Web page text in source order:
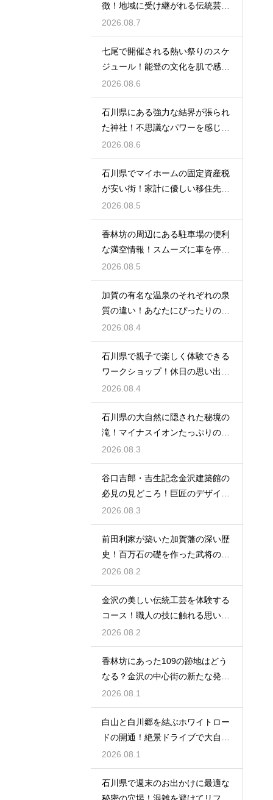
徴！地域に受け継がれる伝統芸能
の迫力
2026.08.7
七尾で開催される熱い祭りのスケ
ジュール！能登の文化を肌で感じ
る体験
2026.08.6
石川県にある強力な結界が張られ
た神社！不思議なパワーを感じる
神秘の地
2026.08.6
石川県でマイホームの固定資産税
が安い街！家計に優しい移住先の
選び方
2026.08.5
香林坊の周辺にある駐車場の便利
な満空情報！スムーズに車を停め
る裏技
2026.08.5
加賀の有名な温泉のそれぞれの泉
質の違い！あなたにぴったりの名
湯を探す
2026.08.4
石川県で親子で楽しく体験できる
ワークショップ！休日の思い出作
りに最適
2026.08.4
石川県の大自然に隠された秘境の
滝！マイナスイオンたっぷりの癒
やし空間
2026.08.3
谷口吉郎・吉生記念金沢建築館の
必見の見どころ！巨匠のデザイン
の神髄
2026.08.3
前田利家が築いた加賀藩の深い歴
史！百万石の礎を作った武将の生
涯に迫る
2026.08.2
金沢の美しい伝統工芸を体験する
コース！職人の技に触れる思い出
作りの旅
2026.08.2
香林坊にあった109の跡地はどう
なる？金沢の中心街の新たな発展
と未来
2026.08.1
白山と白川郷を結ぶホワイトロー
ドの開通！絶景ドライブで大自然
を満喫
2026.08.1
石川県で週末のお出かけに最適な